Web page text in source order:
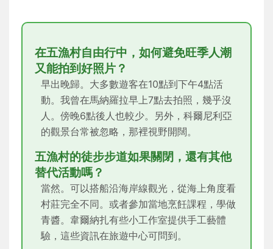
在五漁村自由行中，如何避免旺季人潮
又能拍到好照片？
早出晚歸。大多數遊客在10點到下午4點活
動。我曾在馬納羅拉早上7點去拍照，幾乎沒
人。傍晚6點後人也較少。另外，科爾尼利亞
的觀景台常被忽略，那裡視野開闊。
五漁村的徒步步道如果關閉，還有其他
替代活動嗎？
當然。可以搭船沿海岸線觀光，從海上角度看
村莊完全不同。或者參加當地烹飪課程，學做
青醬。韋爾納扎有些小工作室提供手工藝體
驗，這些資訊在旅遊中心可問到。